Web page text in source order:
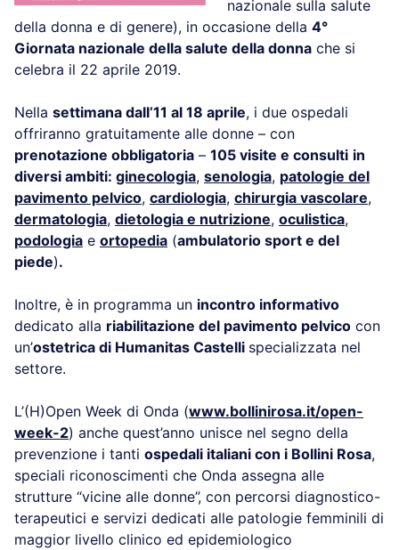
nazionale sulla salute
della donna e di genere), in occasione della 4°
Giornata nazionale della salute della donna che si
celebra il 22 aprile 2019.
Nella settimana dall’11 al 18 aprile, i due ospedali
offriranno gratuitamente alle donne – con
prenotazione obbligatoria – 105 visite e consulti in
diversi ambiti: ginecologia, senologia, patologie del
pavimento pelvico, cardiologia, chirurgia vascolare,
dermatologia, dietologia e nutrizione, oculistica,
podologia e ortopedia (ambulatorio sport e del
piede).
Inoltre, è in programma un incontro informativo
dedicato alla riabilitazione del pavimento pelvico con
un’ostetrica di Humanitas Castelli specializzata nel
settore.
L’(H)Open Week di Onda (www.bollinirosa.it/open-
week-2) anche quest’anno unisce nel segno della
prevenzione i tanti ospedali italiani con i Bollini Rosa,
speciali riconoscimenti che Onda assegna alle
strutture “vicine alle donne”, con percorsi diagnostico-
terapeutici e servizi dedicati alle patologie femminili di
maggior livello clinico ed epidemiologico